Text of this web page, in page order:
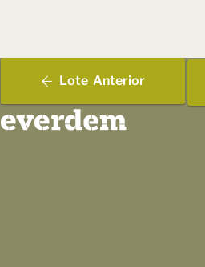
Lote Anterior